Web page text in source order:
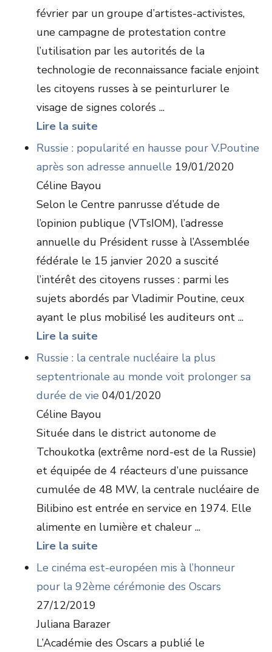
février par un groupe d’artistes-activistes,
une campagne de protestation contre
l’utilisation par les autorités de la
technologie de reconnaissance faciale enjoint
les citoyens russes à se peinturlurer le
visage de signes colorés ...
Lire la suite
Russie : popularité en hausse pour V.Poutine
après son adresse annuelle 19/01/2020
Céline Bayou
Selon le Centre panrusse d’étude de
l’opinion publique (VTsIOM), l’adresse
annuelle du Président russe à l’Assemblée
fédérale le 15 janvier 2020 a suscité
l’intérêt des citoyens russes : parmi les
sujets abordés par Vladimir Poutine, ceux
ayant le plus mobilisé les auditeurs ont ...
Lire la suite
Russie : la centrale nucléaire la plus
septentrionale au monde voit prolonger sa
durée de vie 04/01/2020
Céline Bayou
Située dans le district autonome de
Tchoukotka (extrême nord-est de la Russie)
et équipée de 4 réacteurs d’une puissance
cumulée de 48 MW, la centrale nucléaire de
Bilibino est entrée en service en 1974. Elle
alimente en lumière et chaleur ...
Lire la suite
Le cinéma est-européen mis à l’honneur
pour la 92ème cérémonie des Oscars
27/12/2019
Juliana Barazer
L’Académie des Oscars a publié le